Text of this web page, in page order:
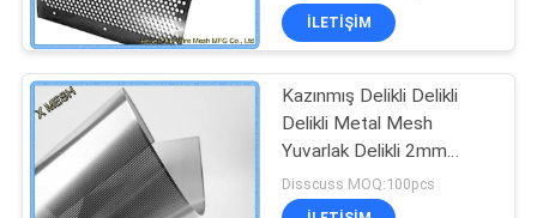
SITE
HARITASI
PRIVACY
POLICY
İLETIŞIM
Kazınmış Delikli Delikli
Delikli Metal Mesh
Yuvarlak Delikli 2mm
Kalınlık
Disscuss MOQ:100pcs